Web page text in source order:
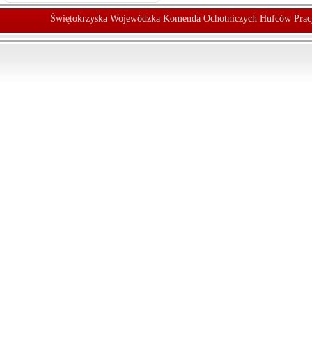
Świętokrzyska Wojewódzka Komenda Ochotniczych Hufców